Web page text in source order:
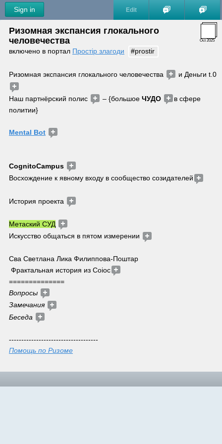
Sign in Edit
Oct 2025
Ризомная экспансия глокального
человечества
включено в портал Простір злагоди #prostir
Ризомная экспансия глокального человечества
Наш партнёрский полис – {большое ЧУДО
в сфере
политии}
Mental Bot
CognitoCampus
Восхождение к явному входу в сообщество созидателей
История проекта
Метаский СУД
Искусство общаться в пятом измерении
Сва Светлана Лика Филиппова-Поштар
Фрактальная история из Coioc
==============
Вопросы
Замечания
Беседа
------------------------------------
Помощь по Ризоме